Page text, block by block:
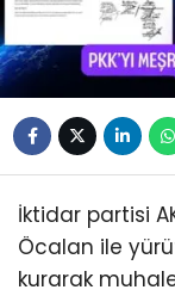
İktidar partisi
Öcalan ile
kurarak